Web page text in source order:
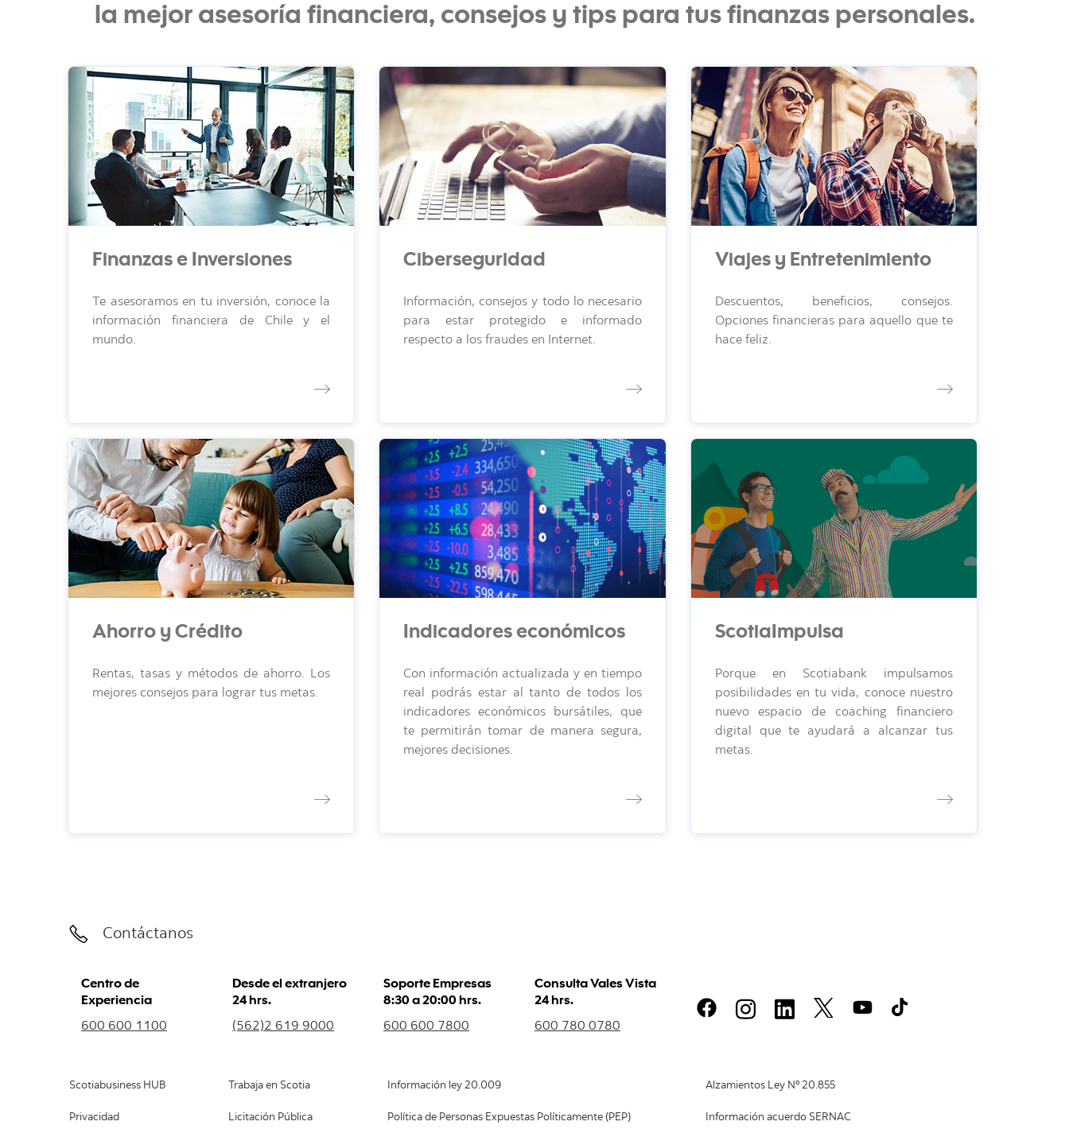
la mejor asesoría financiera, consejos y tips para tus finanzas personales.
Finanzas e Inversiones
Te asesoramos en tu inversión, conoce la
información financiera de Chile y el
mundo.
Ciberseguridad
Información, consejos y todo lo necesario
para estar protegido e informado
respecto a los fraudes en Internet.
Viajes y Entretenimiento
Descuentos, beneficios, consejos.
Opciones financieras para aquello que te
hace feliz.
Ahorro y Crédito
Rentas, tasas y métodos de ahorro. Los
mejores consejos para lograr tus metas.
Indicadores económicos
Con información actualizada y en tiempo
real podrás estar al tanto de todos los
indicadores económicos bursátiles, que
te permitirán tomar de manera segura,
mejores decisiones.
ScotiaImpulsa
Porque en Scotiabank impulsamos
posibilidades en tu vida, conoce nuestro
nuevo espacio de coaching financiero
digital que te ayudará a alcanzar tus
metas.
Contáctanos
Centro de
Experiencia
600 600 1100
Desde el extranjero
24 hrs.
(562)2 619 9000
Soporte Empresas
8:30 a 20:00 hrs.
600 600 7800
Consulta Vales Vista
24 hrs.
600 780 0780
Scotiabusiness HUB
Privacidad
Trabaja en Scotia
Licitación Pública
Información ley 20.009
Política de Personas Expuestas Políticamente (PEP)
Alzamientos Ley Nº 20.855
Información acuerdo SERNAC